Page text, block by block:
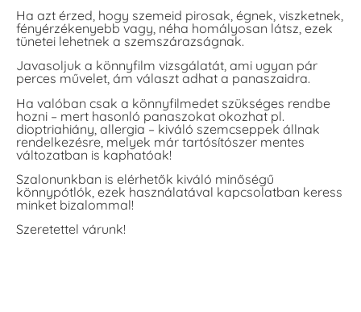
Ha azt érzed, hogy szemeid pirosak, égnek, viszketnek,
fényérzékenyebb vagy, néha homályosan látsz, ezek
tünetei lehetnek a szemszárazságnak.
Javasoljuk a könnyfilm vizsgálatát, ami ugyan pár
perces művelet, ám választ adhat a panaszaidra.
Ha valóban csak a könnyfilmedet szükséges rendbe
hozni – mert hasonló panaszokat okozhat pl.
dioptriahiány, allergia – kiváló szemcseppek állnak
rendelkezésre, melyek már tartósítószer mentes
változatban is kaphatóak!
Szalonunkban is elérhetők kiváló minőségű
könnypótlók, ezek használatával kapcsolatban keress
minket bizalommal!
Szeretettel várunk!